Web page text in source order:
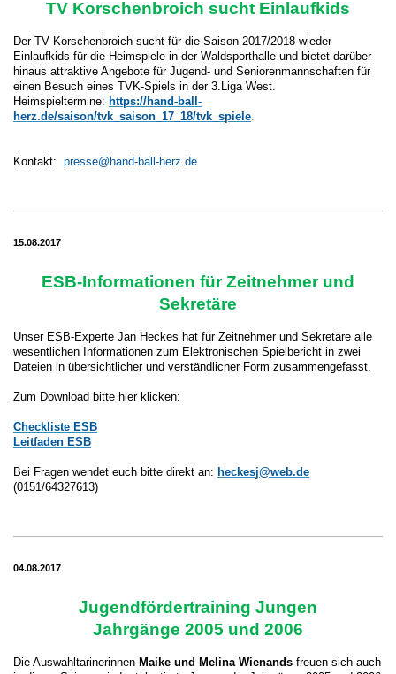
TV Korschenbroich sucht Einlaufkids
Der TV Korschenbroich sucht für die Saison 2017/2018 wieder
Einlaufkids für die Heimspiele in der Waldsporthalle und bietet darüber
hinaus attraktive Angebote für Jugend- und Seniorenmannschaften für
einen Besuch eines TVK-Spiels in der 3.Liga West.
Heimspieltermine: https://hand-ball-
herz.de/saison/tvk_saison_17_18/tvk_spiele.
Kontakt: presse@hand-ball-herz.de
15.08.2017
ESB-Informationen für Zeitnehmer und
Sekretäre
Unser ESB-Experte Jan Heckes hat für Zeitnehmer und Sekretäre alle
wesentlichen Informationen zum Elektronischen Spielbericht in zwei
Dateien in übersichtlicher und verständlicher Form zusammengefasst.
Zum Download bitte hier klicken:
Checkliste ESB
Leitfaden ESB
Bei Fragen wendet euch bitte direkt an: heckesj@web.de
(0151/64327613)
04.08.2017
Jugendfördertraining Jungen
Jahrgänge 2005 und 2006
Die Auswahltarinerinnen Maike und Melina Wienands freuen sich auch